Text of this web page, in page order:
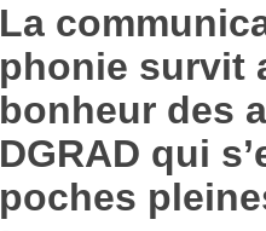
La
phonie survit
bonheur des
DGRAD qui
poches